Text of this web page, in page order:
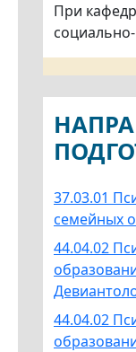
При
37.03.01
семейных
44.04.02
44.04.02